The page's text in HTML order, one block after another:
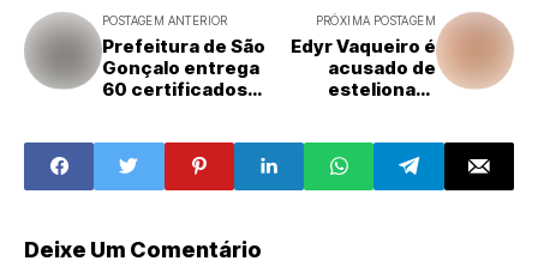
POSTAGEM ANTERIOR
Prefeitura de São
Gonçalo entrega
60 certificados
Idiomas"
PRÓXIMA POSTAGEM
Edyr Vaqueiro é
acusado de
estelionato
mulher; cantor
rebate
Deixe Um Comentário